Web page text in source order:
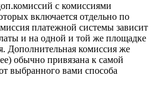
с комиссиями
включается отдельно по
платежной системы зависит
и на одной и той же площадке
Дополнительная комиссия же
обычно привязана к самой
выбранного вами способа